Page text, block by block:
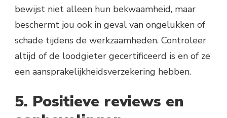
bewijst niet alleen hun bekwaamheid, maar
beschermt jou ook in geval van ongelukken of
schade tijdens de werkzaamheden. Controleer
altijd of de loodgieter gecertificeerd is en of ze
een aansprakelijkheidsverzekering hebben.
5. Positieve reviews en